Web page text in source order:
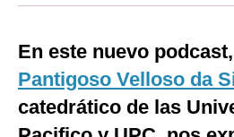
España
Internacional
Tecnología
En este nuevo podcast,
Pantigoso Velloso da
catedrático de las